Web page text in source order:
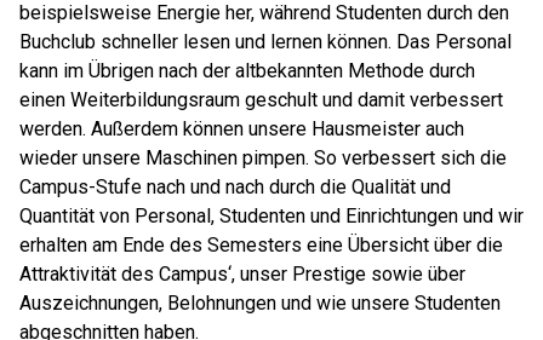
beispielsweise Energie her, während Studenten durch den
Buchclub schneller lesen und lernen können. Das Personal
kann im Übrigen nach der altbekannten Methode durch
einen Weiterbildungsraum geschult und damit verbessert
werden. Außerdem können unsere Hausmeister auch
wieder unsere Maschinen pimpen. So verbessert sich die
Campus-Stufe nach und nach durch die Qualität und
Quantität von Personal, Studenten und Einrichtungen und wir
erhalten am Ende des Semesters eine Übersicht über die
Attraktivität des Campus‘, unser Prestige sowie über
Auszeichnungen, Belohnungen und wie unsere Studenten
abgeschnitten haben.